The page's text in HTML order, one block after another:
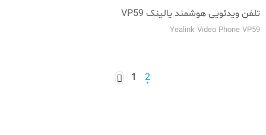
تلفن ویدئویی هوشمند یالینک VP59
Yealink Video Phone VP59
1 2